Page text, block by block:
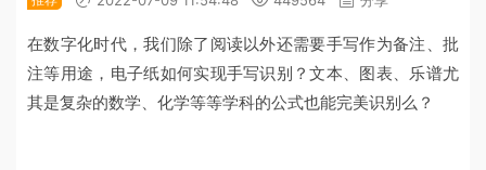
在数字化时代，我们除了阅读以外还需要手写作为备注、批
注等用途，电子纸如何实现手写识别？文本、图表、乐谱尤
其是复杂的数学、化学等等学科的公式也能完美识别么？